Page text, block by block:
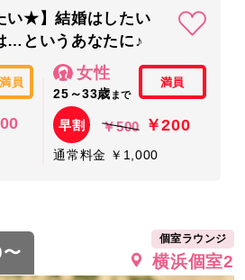
い★】結婚はしたい
…というあなたに♪
員
女性
25～33歳 まで
満員
早割 ￥500 ￥200
通常料金 ￥1,000
個室ラウンジ
横浜個室2